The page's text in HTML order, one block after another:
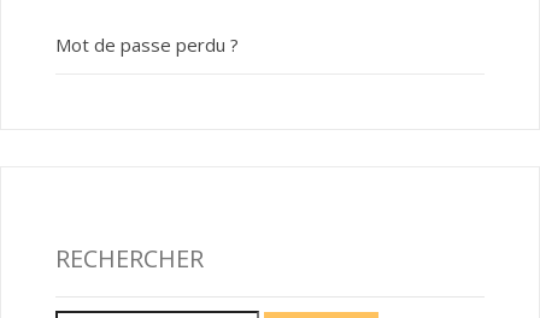
Mot de passe perdu ?
RECHERCHER